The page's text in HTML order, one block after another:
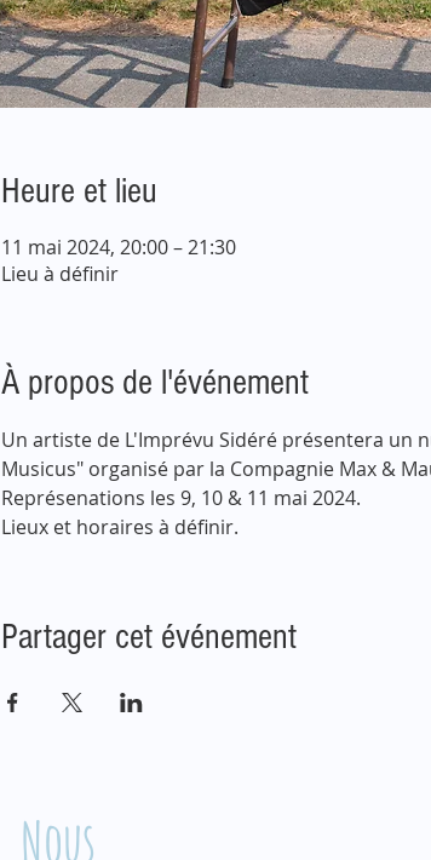
Heure et lieu
11 mai 2024, 20:00 – 21:30
Lieu à définir
À propos de l'événement
Un artiste de L'Imprévu Sidéré présentera un
Musicus" organisé par la Compagnie Max &
Représenations les 9, 10 & 11 mai 2024.
Lieux et horaires à définir.
Partager cet événement
Nous